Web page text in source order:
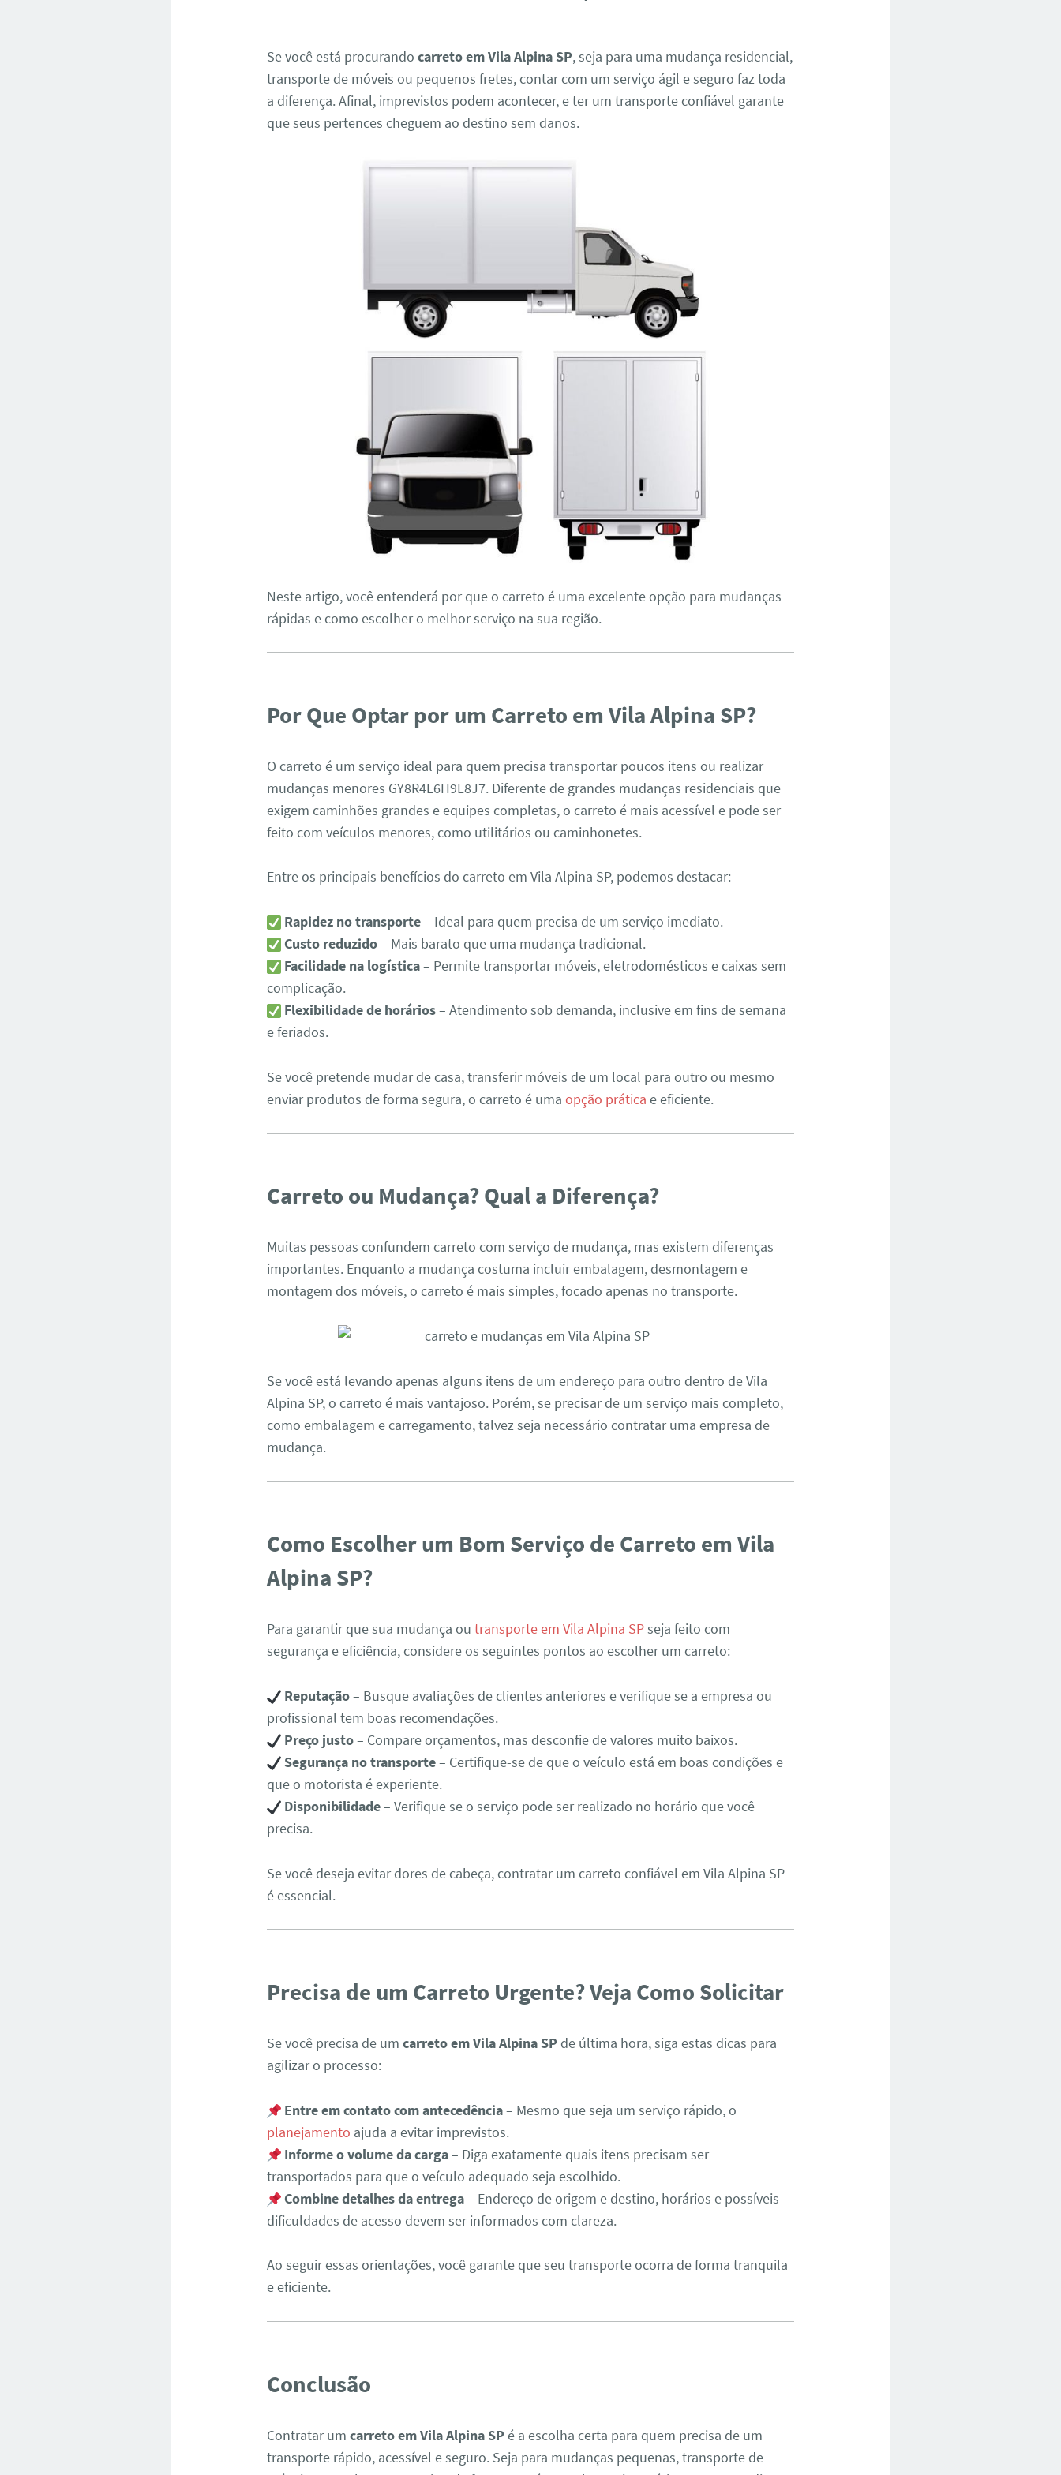
Se você está procurandocarreto em Vila Alpina SP, seja para uma mudança residencial,
transporte de móveis ou pequenos fretes, contar com um serviço ágil e seguro faz toda
a diferença. Afinal, imprevistos podem acontecer, e ter um transporte confiável garante
que seus pertences cheguem ao destino sem danos.
Neste artigo, você entenderá por que o carreto é uma excelente opção para mudanças
rápidas e como escolher o melhor serviço na sua região.
Por Que Optar por um Carreto em Vila Alpina SP?
O carreto é um serviço ideal para quem precisa transportar poucos itens ou realizar
mudanças menores GY8R4E6H9L8J7. Diferente de grandes mudanças residenciais que
exigem caminhões grandes e equipes completas, o carreto é mais acessível e pode ser
feito com veículos menores, como utilitários ou caminhonetes.
Entre os principais benefícios do carreto em Vila Alpina SP, podemos destacar:
Rapidez no transporte– Ideal para quem precisa de um serviço imediato.
Custo reduzido– Mais barato que uma mudança tradicional.
Facilidade na logística– Permite transportar móveis, eletrodomésticos e caixas sem
complicação.
Flexibilidade de horários– Atendimento sob demanda, inclusive em fins de semana
e feriados.
Se você pretende mudar de casa, transferir móveis de um local para outro ou mesmo
enviar produtos de forma segura, o carreto é umaopção prática e eficiente.
Carreto ou Mudança? Qual a Diferença?
Muitas pessoas confundem carreto com serviço de mudança, mas existem diferenças
importantes. Enquanto a mudança costuma incluir embalagem, desmontagem e
montagem dos móveis, o carreto é mais simples, focado apenas no transporte.
Se você está levando apenas alguns itens de um endereço para outro dentro de Vila
Alpina SP, o carreto é mais vantajoso. Porém, se precisar de um serviço mais completo,
como embalagem e carregamento, talvez seja necessário contratar uma empresa de
mudança.
Como Escolher um Bom Serviço de Carreto em Vila
Alpina SP?
Para garantir que sua mudança outransporte em Vila Alpina SPseja feito com
segurança e eficiência, considere os seguintes pontos ao escolher um carreto:
Reputação– Busque avaliações de clientes anteriores e verifique se a empresa ou
profissional tem boas recomendações.
Preço justo– Compare orçamentos, mas desconfie de valores muito baixos.
Segurança no transporte– Certifique-se de que o veículo está em boas condições e
que o motorista é experiente.
Disponibilidade– Verifique se o serviço pode ser realizado no horário que você
precisa.
Se você deseja evitar dores de cabeça, contratar um carreto confiável em Vila Alpina SP
é essencial.
Precisa de um Carreto Urgente? Veja Como Solicitar
Se você precisa de umcarreto em Vila Alpina SP de última hora, siga estas dicas para
agilizar o processo:
Entre em contato com antecedência– Mesmo que seja um serviço rápido, o
planejamento ajuda a evitar imprevistos.
Informe o volume da carga– Diga exatamente quais itens precisam ser
transportados para que o veículo adequado seja escolhido.
Combine detalhes da entrega– Endereço de origem e destino, horários e possíveis
dificuldades de acesso devem ser informados com clareza.
Ao seguir essas orientações, você garante que seu transporte ocorra de forma tranquila
e eficiente.
Conclusão
Contratar umcarreto em Vila Alpina SP é a escolha certa para quem precisa de um
transporte rápido, acessível e seguro. Seja para mudanças pequenas, transporte de